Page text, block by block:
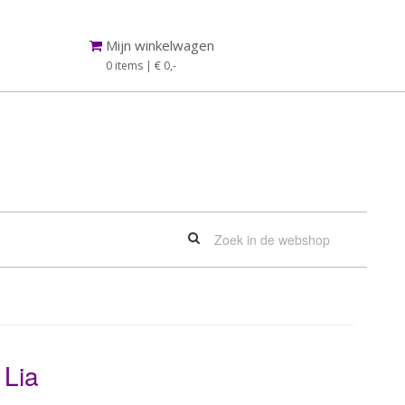
Mijn winkelwagen
0 items | € 0,-